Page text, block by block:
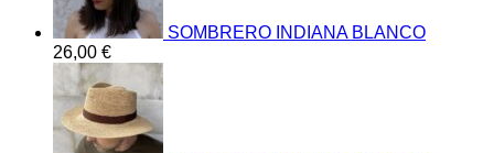
SOMBRERO INDIANA BLANCO
26,00 €